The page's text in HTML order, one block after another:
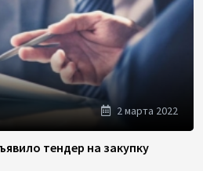
2 марта 2022
тендер на закупку